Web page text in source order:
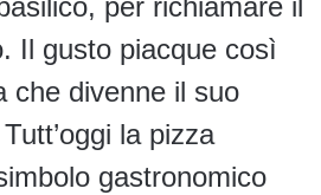
per richiamare il
Il gusto piacque così
che divenne il suo
la pizza
gastronomico